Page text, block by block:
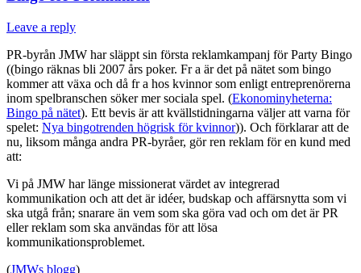
Leave a reply
PR-byrån JMW har släppt sin första reklamkampanj för Party Bingo
((bingo räknas bli 2007 års poker. Fr a är det på nätet som bingo
kommer att växa och då fr a hos kvinnor som enligt entreprenörerna
inom spelbranschen söker mer sociala spel. (Ekonominyheterna:
Bingo på nätet). Ett bevis är att kvällstidningarna väljer att varna för
spelet: Nya bingotrenden högrisk för kvinnor)). Och förklarar att de
nu, liksom många andra PR-byråer, gör ren reklam för en kund med
att:
Vi på JMW har länge missionerat värdet av integrerad
kommunikation och att det är idéer, budskap och affärsnytta som vi
ska utgå från; snarare än vem som ska göra vad och om det är PR
eller reklam som ska användas för att lösa
kommunikationsproblemet.
(JMWs blogg)